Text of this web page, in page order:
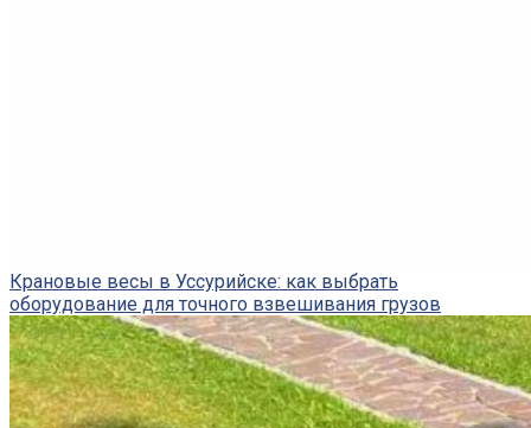
Крановые весы в Уссурийске: как выбрать
оборудование для точного взвешивания грузов